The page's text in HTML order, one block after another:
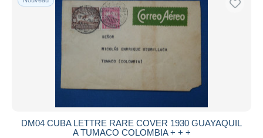
DM04 CUBA LETTRE RARE COVER 1930 GUAYAQUIL
A TUMACO COLOMBIA + + +